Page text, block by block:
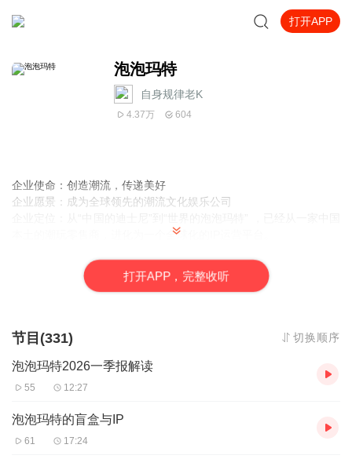
打开APP
泡泡玛特
自身规律老K
4.37万 604
企业使命：创造潮流，传递美好
企业愿景：成为全球领先的潮流文化娱乐公司
本土的潮玩零售商，进化为一个全球化的IP运营平台。
打开APP，完整收听
节目(331) 切换顺序
泡泡玛特2026一季报解读
55 12:27
泡泡玛特的盲盒与IP
61 17:24